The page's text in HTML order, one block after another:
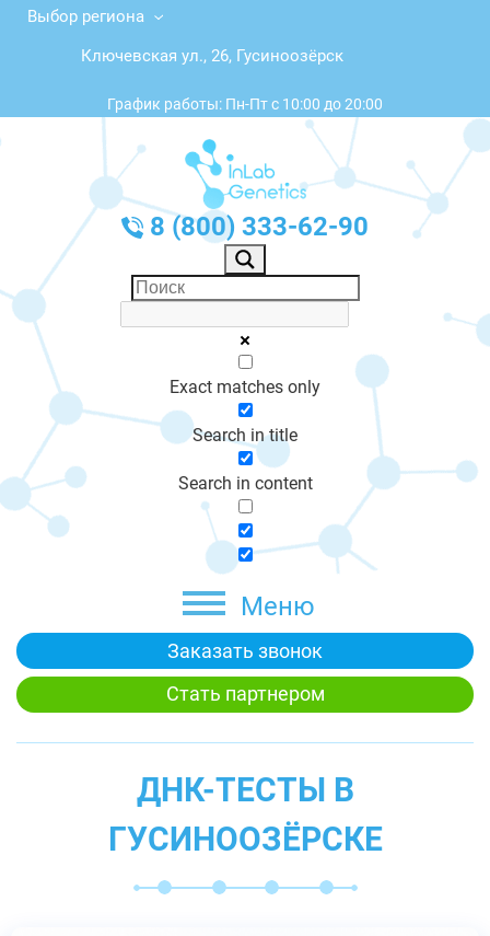
Выбор региона
Ключевская ул., 26, Гусиноозёрск
График работы: Пн-Пт с 10:00 до 20:00
8 (800) 333-62-90
Exact matches only
Search in title
Search in content
Меню
Заказать звонок
Стать партнером
ДНК-ТЕСТЫ В
ГУСИНООЗЁРСКЕ